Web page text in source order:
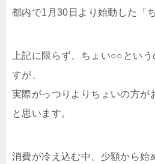
都内で1月30日より始動した「
上記に限らず、ちょい○○とい
すが、
実際がっつりよりちょいの方が
と思います。
消費が冷え込む中、少額から始